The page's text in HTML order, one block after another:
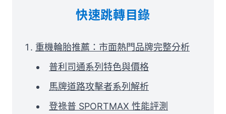
快速跳轉目錄
重機輪胎推薦：市面熱門品牌完整分析
普利司通系列特色與價格
馬牌道路攻擊者系列解析
登祿普 SPORTMAX 性能評測